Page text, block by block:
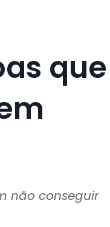
que
não conseguir